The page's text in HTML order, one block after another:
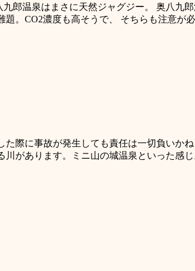
郎温泉はまさに天然ジャグジー。 奥八九
。CO2濃度も高そうで、 そちらも注意が必
際に事故が発生しても責任は一切負いかね
があります。ミニ山の城温泉といった感じ